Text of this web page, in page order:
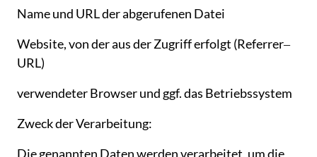
Name und URL der abgerufenen Datei
Website, von der aus der Zugriff erfolgt (Referrer‒
URL)
verwendeter Browser und ggf. das Betriebssystem
Zweck der Verarbeitung:
Die genannten Daten werden verarbeitet, um